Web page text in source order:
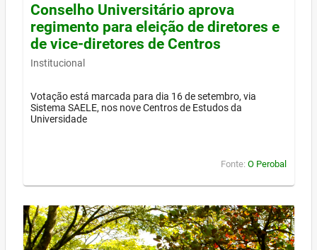
Conselho Universitário aprova
regimento para eleição de diretores e
de vice-diretores de Centros
Institucional
Votação está marcada para dia 16 de setembro, via
Sistema SAELE, nos nove Centros de Estudos da
Universidade
Fonte: O Perobal